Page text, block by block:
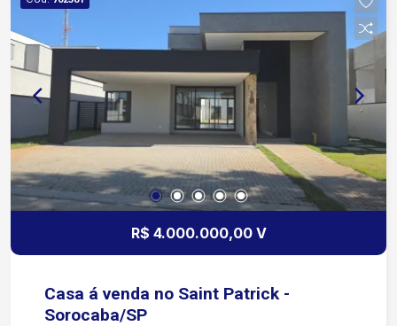
R$ 4.000.000,00 V
Casa á venda no Saint Patrick -
Sorocaba/SP